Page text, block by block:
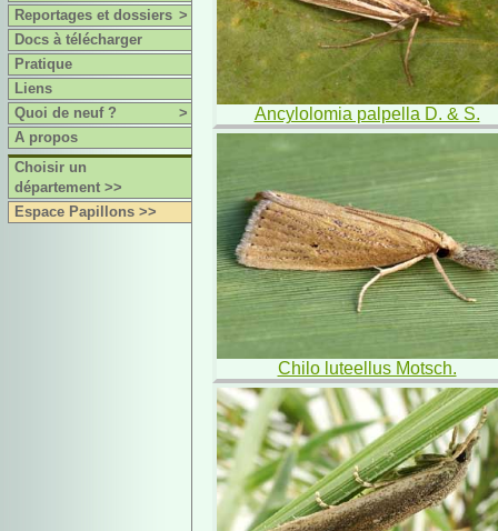
Reportages et dossiers >
Docs à télécharger
Pratique
Liens
Quoi de neuf ?
>
A propos
Choisir un
département >>
Espace Papillons >>
Ancylolomia palpella D. & S.
Chilo luteellus Motsch.